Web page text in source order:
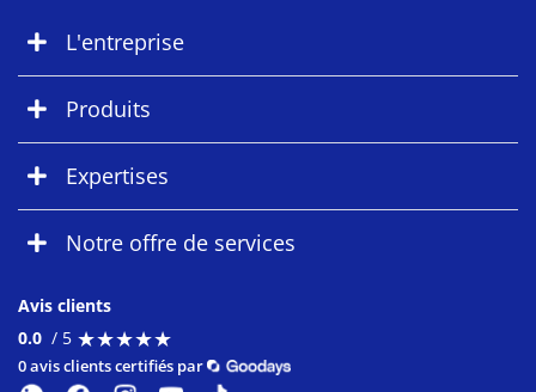
L'entreprise
Produits
Expertises
Notre offre de services
Avis clients
0.0 / 5 ★★★★★
★★★★★
0 avis clients certifiés par